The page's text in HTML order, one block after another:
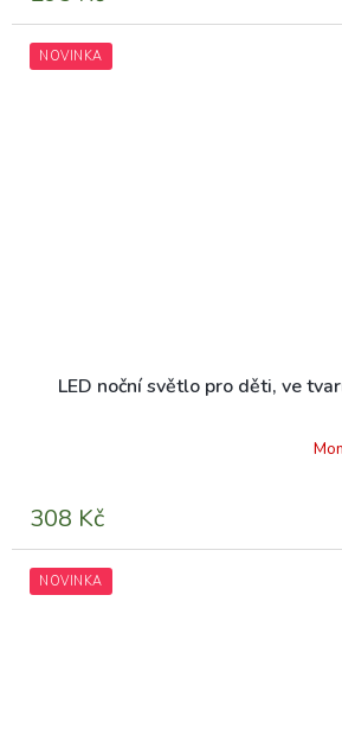
NOVINKA
LED noční světlo pro děti, ve
308 Kč
NOVINKA